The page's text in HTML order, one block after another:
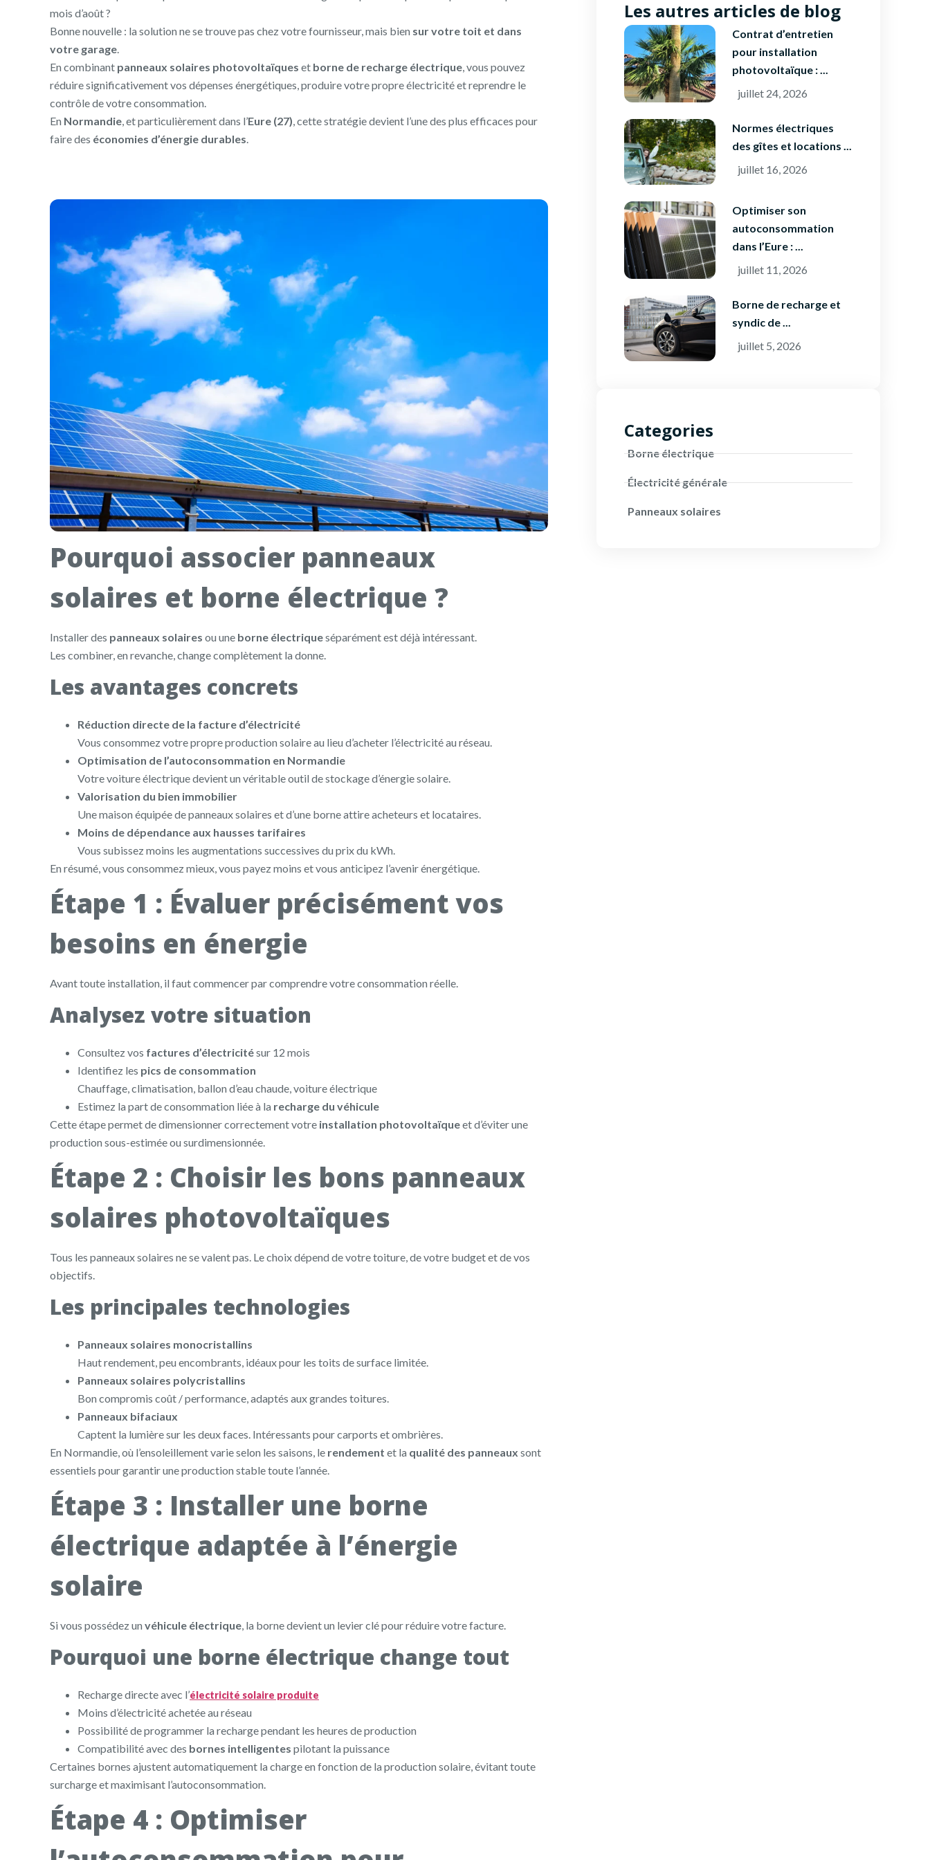
mois d’août ?
Bonne nouvelle : la solution ne se trouve pas chez votre fournisseur, mais bien sur votre toit et dans
votre garage.
En combinant panneaux solaires photovoltaïques et borne de recharge électrique, vous pouvez
réduire significativement vos dépenses énergétiques, produire votre propre électricité et reprendre le
contrôle de votre consommation.
En Normandie, et particulièrement dans l’Eure (27), cette stratégie devient l’une des plus efficaces pour
faire des économies d’énergie durables.
Pourquoi associer panneaux
solaires et borne électrique ?
Installer des panneaux solaires ou une borne électriqueséparément est déjà intéressant.
Les combiner, en revanche, change complètement la donne.
Les avantages concrets
Réduction directe de la facture d’électricité
Vous consommez votre propre production solaire au lieu d’acheter l’électricité au réseau.
Optimisation de l’autoconsommation en Normandie
Votre voiture électrique devient un véritable outil de stockage d’énergie solaire.
Valorisation du bien immobilier
Une maison équipée de panneaux solaires et d’une borne attire acheteurs et locataires.
Moins de dépendance aux hausses tarifaires
Vous subissez moins les augmentations successives du prix du kWh.
En résumé, vous consommez mieux, vous payez moins et vous anticipez l’avenir énergétique.
Étape 1 : Évaluer précisément vos
besoins en énergie
Avant toute installation, il faut commencer par comprendre votre consommation réelle.
Analysez votre situation
Consultez vos factures d’électricitésur 12 mois
Identifiez les pics de consommation
Chauffage, climatisation, ballon d’eau chaude, voiture électrique
Estimez la part de consommation liée à la recharge du véhicule
Cette étape permet de dimensionner correctement votre installation photovoltaïqueet d’éviter une
production sous-estimée ou surdimensionnée.
Étape 2 : Choisir les bons panneaux
solaires photovoltaïques
Tous les panneaux solaires ne se valent pas. Le choix dépend de votre toiture, de votre budget et de vos
objectifs.
Les principales technologies
Panneaux solaires monocristallins
Haut rendement, peu encombrants, idéaux pour les toits de surface limitée.
Panneaux solaires polycristallins
Bon compromis coût / performance, adaptés aux grandes toitures.
Panneaux bifaciaux
Captent la lumière sur les deux faces. Intéressants pour carports et ombrières.
En Normandie, où l’ensoleillement varie selon les saisons, le rendement et la qualité des panneaux sont
essentiels pour garantir une production stable toute l’année.
Étape 3 : Installer une borne
électrique adaptée à l’énergie
solaire
Si vous possédez un véhicule électrique, la borne devient un levier clé pour réduire votre facture.
Pourquoi une borne électrique change tout
Recharge directe avec l’électricité solaire produite
Moins d’électricité achetée au réseau
Possibilité de programmer la recharge pendant les heures de production
Compatibilité avec des bornes intelligentes pilotant la puissance
Certaines bornes ajustent automatiquement la charge en fonction de la production solaire, évitant toute
surcharge et maximisant l’autoconsommation.
Étape 4 : Optimiser
Les autres articles de blog
Contrat d’entretien
pour installation
photovoltaïque : ...
juillet 24, 2026
Normes électriques
des gîtes et locations ...
juillet 16, 2026
Optimiser son
autoconsommation
dans l’Eure : ...
juillet 11, 2026
Borne de recharge et
syndic de ...
juillet 5, 2026
Categories
Borne électrique
Électricité générale
Panneaux solaires